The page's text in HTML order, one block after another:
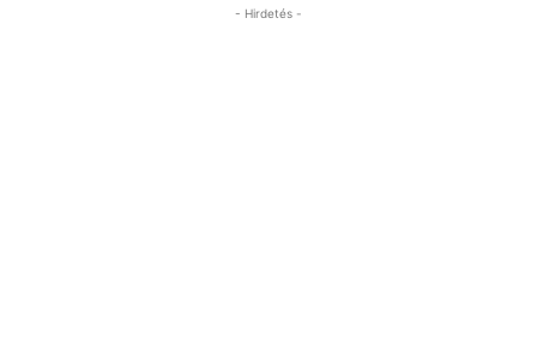
- Hirdetés -